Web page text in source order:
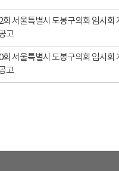
회 서울특별시 도봉구의회 임시회
고
회 서울특별시 도봉구의회 임시회
고